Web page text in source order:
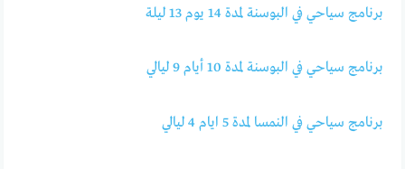
برنامج سياحي في البوسنة لمدة 14 يوم 13 ليلة
برنامج سياحي في البوسنة لمدة 10 أيام 9 ليالي
برنامج سياحي في النمسا لمدة 5 ايام 4 ليالي